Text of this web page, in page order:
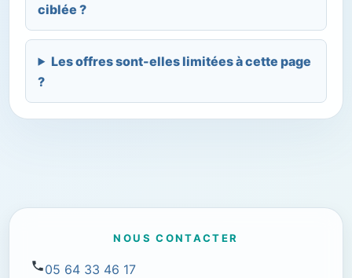
ciblée ?
Les offres sont-elles limitées à cette page
?
NOUS CONTACTER
05 64 33 46 17